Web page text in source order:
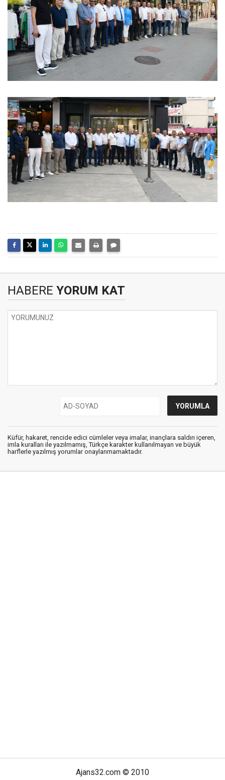
HABERE YORUM KAT
Küfür, hakaret, rencide edici cümleler veya imalar, inançlara saldırı içeren,
imla kuralları ile yazılmamış, Türkçe karakter kullanılmayan ve büyük
harflerle yazılmış yorumlar onaylanmamaktadır.
Ajans32.com © 2010